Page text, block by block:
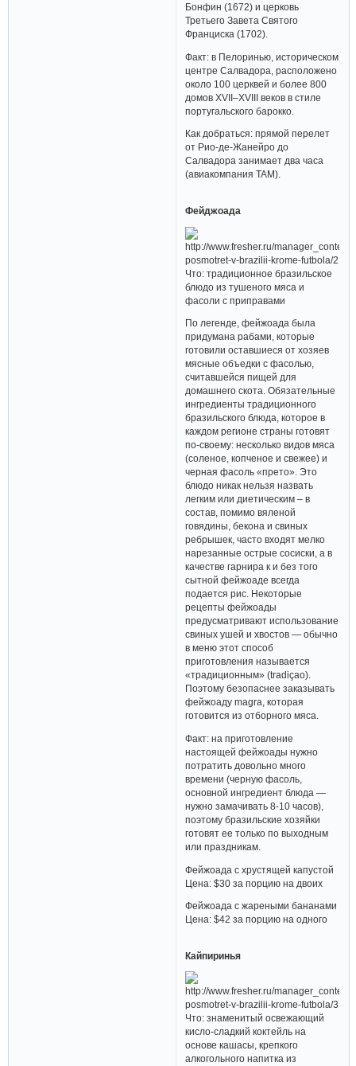
Бонфин (1672) и церковь
Третьего Завета Святого
Франциска (1702).
Факт: в Пелоринью, историческом
центре Салвадора, расположено
около 100 церквей и более 800
домов XVII–XVIII веков в стиле
португальского барокко.
Как добраться: прямой перелет
от Рио-де-Жанейро до
Салвадора занимает два часа
(авиакомпания TAM).
Фейджоада
Что: традиционное бразильское
блюдо из тушеного мяса и
фасоли c приправами
По легенде, фейжоада была
придумана рабами, которые
готовили оставшиеся от хозяев
мясные объедки с фасолью,
считавшейся пищей для
домашнего скота. Обязательные
ингредиенты традиционного
бразильского блюда, которое в
каждом регионе страны готовят
по-своему: несколько видов мяса
(соленое, копченое и свежее) и
черная фасоль «прето». Это
блюдо никак нельзя назвать
легким или диетическим – в
состав, помимо вяленой
говядины, бекона и свиных
ребрышек, часто входят мелко
нарезанные острые сосиски, а в
качестве гарнира к и без того
сытной фейжоаде всегда
подается рис. Некоторые
рецепты фейжоады
предусматривают использование
свиных ушей и хвостов — обычно
в меню этот способ
приготовления называется
«традиционным» (tradiçao).
Поэтому безопаснее заказывать
фейжоаду magra, которая
готовится из отборного мяса.
Факт: на приготовление
настоящей фейжоады нужно
потратить довольно много
времени (черную фасоль,
основной ингредиент блюда —
нужно замачивать 8-10 часов),
поэтому бразильские хозяйки
готовят ее только по выходным
или праздникам.
Фейжоада с хрустящей капустой
Цена: $30 за порцию на двоих
Фейжоада с жареными бананами
Цена: $42 за порцию на одного
Кайпиринья
Что: знаменитый освежающий
кисло-сладкий коктейль на
основе кашасы, крепкого
алкогольного напитка из